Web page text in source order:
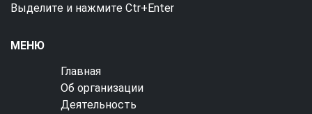
Выделите и нажмите Ctr+Enter
МЕНЮ
Главная
Об организации
Деятельность